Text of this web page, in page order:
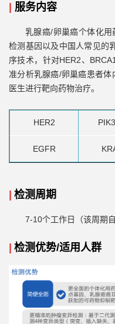
| 服务内容
乳腺癌/卵巢癌个体化
检测基因以及中国人常见的
序技术，针对HER2、
准分析乳腺癌/卵巢癌患者
医生进行靶向药物治疗。
HER2
EGFR
| 检测周期
7-10个工作日（该周期
| 检测优势/适用人群